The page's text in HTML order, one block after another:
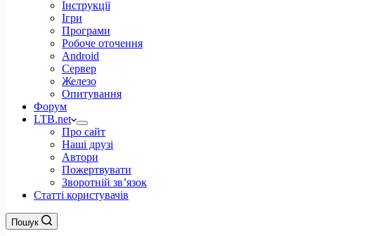
Інструкції
Ігри
Програми
Робоче оточення
Android
Сервер
Железо
Опитування
Форум
LTB.net
Про сайт
Наші друзі
Автори
Пожертвувати
Зворотній зв’язок
Статті користувачів
Пошук